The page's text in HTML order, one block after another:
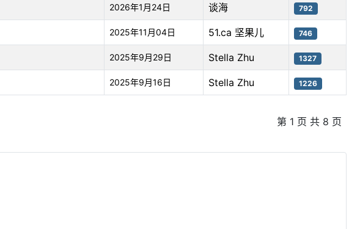
2026年1月24日 谈海 792
2025年11月04日 51.ca 坚果儿 746
2025年9月29日 Stella Zhu 1327
2025年9月16日 Stella Zhu 1226
第 1 页 共 8 页